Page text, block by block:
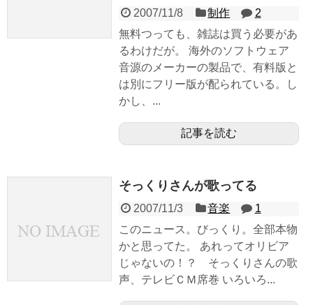
2007/11/8 制作
2
無料つっても、雑誌は買う必要があ
るわけだが。 海外のソフトウェア
音源のメーカーの製品で、有料版と
は別にフリー版が配られている。し
かし、...
記事を読む
そっくりさんが歌ってる
2007/11/3 音楽
1
このニュース。びっくり。全部本物
かと思ってた。 あれってオリビア
じゃないの！？ そっくりさんの歌
声、テレビＣＭ席巻 いろいろ...